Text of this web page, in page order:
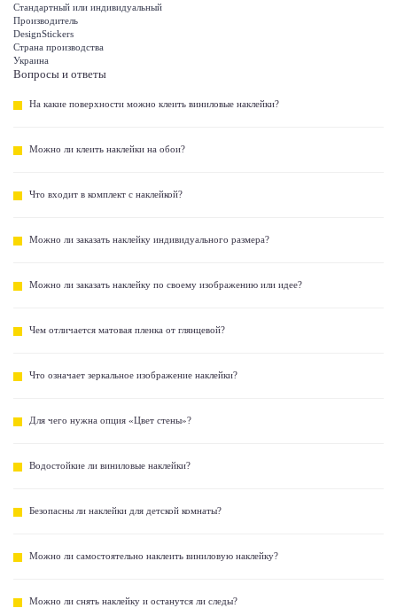
Стандартный или индивидуальный
Производитель
DesignStickers
Страна производства
Украина
Вопросы и ответы
На какие поверхности можно клеить виниловые наклейки?
Можно ли клеить наклейки на обои?
Что входит в комплект с наклейкой?
Можно ли заказать наклейку индивидуального размера?
Можно ли заказать наклейку по своему изображению или идее?
Чем отличается матовая пленка от глянцевой?
Что означает зеркальное изображение наклейки?
Для чего нужна опция «Цвет стены»?
Водостойкие ли виниловые наклейки?
Безопасны ли наклейки для детской комнаты?
Можно ли самостоятельно наклеить виниловую наклейку?
Можно ли снять наклейку и останутся ли следы?